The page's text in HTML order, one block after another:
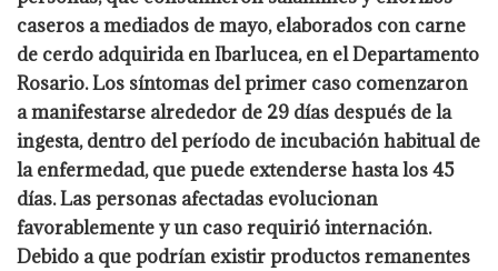
caseros a mediados de mayo, elaborados con carne
de cerdo adquirida en Ibarlucea, en el Departamento
Rosario. Los síntomas del primer caso comenzaron
a manifestarse alrededor de 29 días después de la
ingesta, dentro del período de incubación habitual de
la enfermedad, que puede extenderse hasta los 45
días. Las personas afectadas evolucionan
favorablemente y un caso requirió internación.
Debido a que podrían existir productos remanentes